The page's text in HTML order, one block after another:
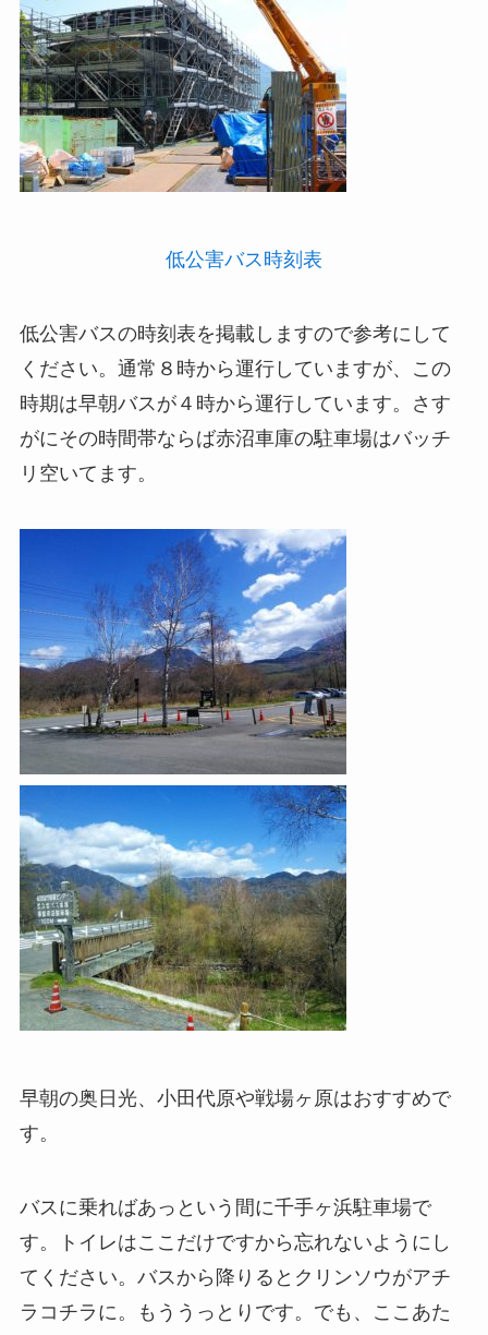
低公害バス時刻表
低公害バスの時刻表を掲載しますので参考にして
ください。通常８時から運行していますが、この
時期は早朝バスが４時から運行しています。さす
がにその時間帯ならば赤沼車庫の駐車場はバッチ
リ空いてます。
早朝の奥日光、小田代原や戦場ヶ原はおすすめで
す。
バスに乗ればあっという間に千手ヶ浜駐車場で
す。トイレはここだけですから忘れないようにし
てください。バスから降りるとクリンソウがアチ
ラコチラに。もううっとりです。でも、ここあた